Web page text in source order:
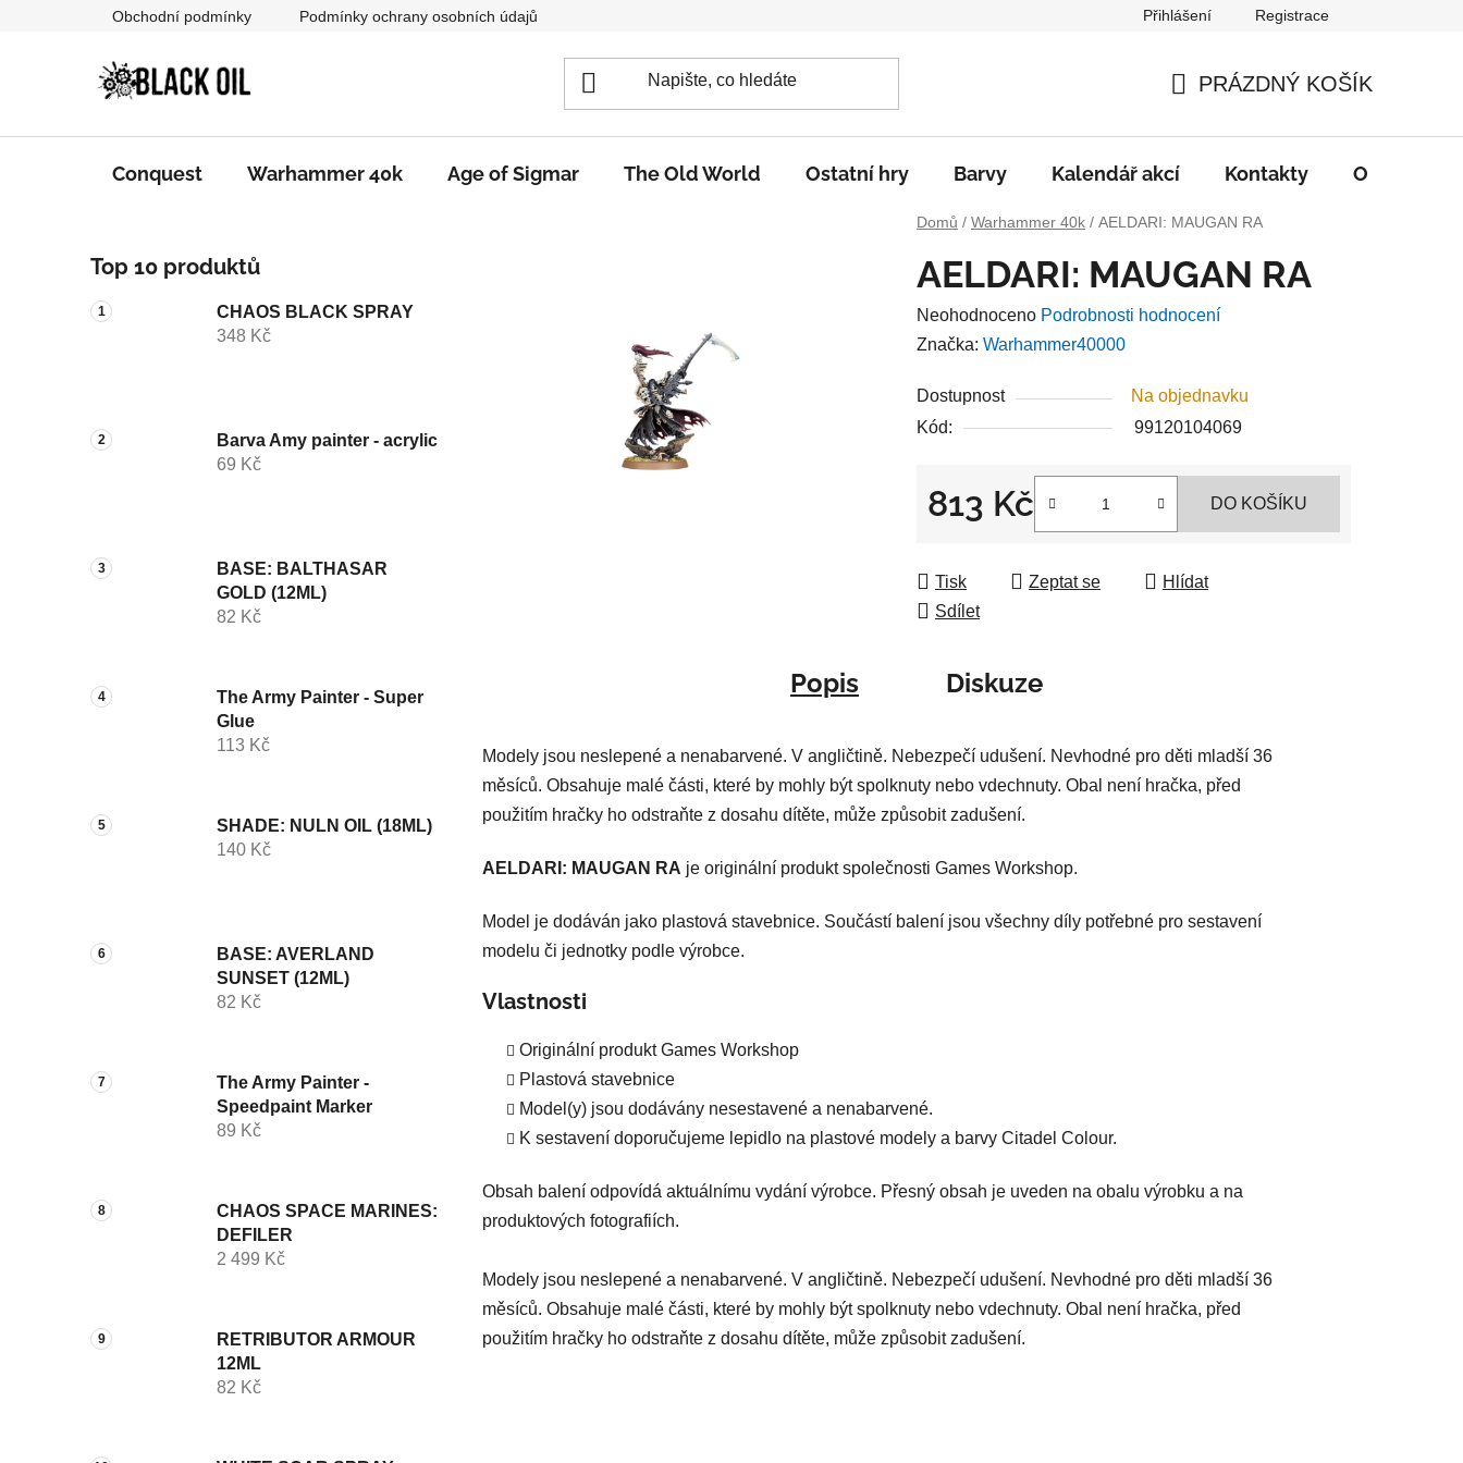
Obchodní podmínky Podmínky ochrany osobních údajů Přihlášení Registrace
KOŠÍK
PRÁZDNÝ KOŠÍK
Conquest Warhammer 40k Age of Sigmar The Old World Ostatní hry Barvy Kalendář akcí Kontakty O nás
Domů / Warhammer 40k / AELDARI: MAUGAN RA
o
s
t
n
n
e
Top 10 produktů
CHAOS BLACK SPRAY
348 Kč
Barva Amy painter - acrylic
69 Kč
BASE: BALTHASAR
GOLD (12ML)
82 Kč
The Army Painter - Super
Glue
113 Kč
SHADE: NULN OIL (18ML)
140 Kč
BASE: AVERLAND
SUNSET (12ML)
82 Kč
The Army Painter -
Speedpaint Marker
89 Kč
CHAOS SPACE MARINES:
DEFILER
2 499 Kč
RETRIBUTOR ARMOUR
12ML
82 Kč
AELDARI: MAUGAN RA
Průměrné
hodnocení
je
0,0
hvězdiček.
Neohodnoceno Podrobnosti hodnocení
Značka: Warhammer40000
Dostupnost
Na objednavku
Kód:
99120104069
813 Kč DO KOŠÍKU
Tisk Zeptat se
Hlídat
Sdílet
Popis Diskuze
Modely jsou neslepené a nenabarvené. V angličtině. Nebezpečí udušení. Nevhodné pro děti mladší 36
měsíců. Obsahuje malé části, které by mohly být spolknuty nebo vdechnuty. Obal není hračka, před
použitím hračky ho odstraňte z dosahu dítěte, může způsobit zadušení.
AELDARI: MAUGAN RA je originální produkt společnosti Games Workshop.
Model je dodáván jako plastová stavebnice. Součástí balení jsou všechny díly potřebné pro sestavení
modelu či jednotky podle výrobce.
Vlastnosti
Originální produkt Games Workshop
Plastová stavebnice
Model(y) jsou dodávány nesestavené a nenabarvené.
K sestavení doporučujeme lepidlo na plastové modely a barvy Citadel Colour.
Obsah balení odpovídá aktuálnímu vydání výrobce. Přesný obsah je uveden na obalu výrobku a na
produktových fotografiích.
Modely jsou neslepené a nenabarvené. V angličtině. Nebezpečí udušení. Nevhodné pro děti mladší 36
měsíců. Obsahuje malé části, které by mohly být spolknuty nebo vdechnuty. Obal není hračka, před
použitím hračky ho odstraňte z dosahu dítěte, může způsobit zadušení.